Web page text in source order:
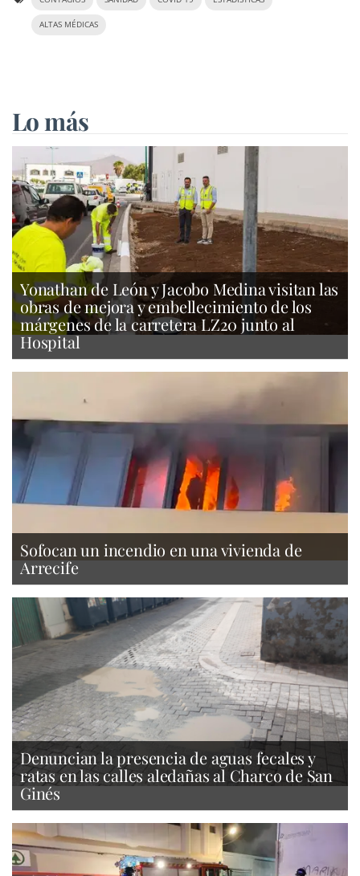
ALTAS MÉDICAS
Lo más
Yonathan de León y Jacobo Medina visitan las
obras de mejora y embellecimiento de los
márgenes de la carretera LZ20 junto al
Hospital
Sofocan un incendio en una vivienda de
Arrecife
Denuncian la presencia de aguas fecales y
ratas en las calles aledañas al Charco de San
Ginés